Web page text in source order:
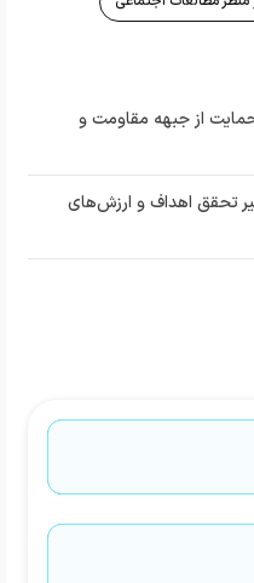
از جبهه مقاومت و
تحقق اهداف و ارزش‌های